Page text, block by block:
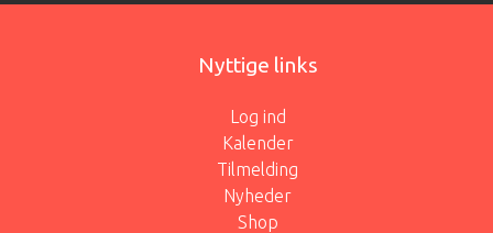
Nyttige links
Log ind
Kalender
Tilmelding
Nyheder
Shop